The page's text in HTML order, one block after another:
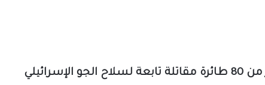
وقال أدرعي على “إكس”، إن أكثر من 80 طائرة مقاتلة تابعة لسلاح الجو الإسرائيلي